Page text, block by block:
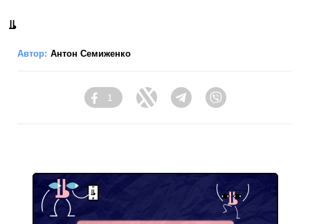
Автор: Антон Семиженко
Facebook
1
Twitter TelegramViber